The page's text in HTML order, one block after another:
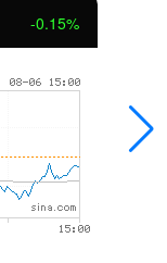
-0.15%